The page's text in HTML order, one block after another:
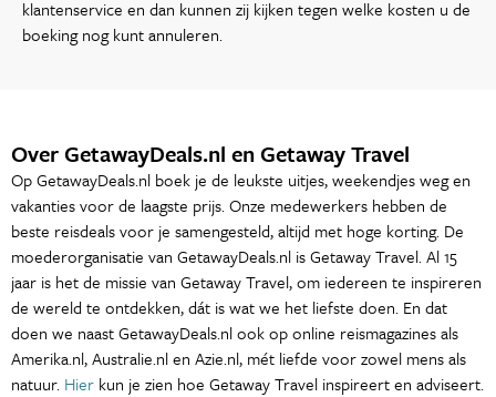
klantenservice en dan kunnen zij kijken tegen welke kosten u de
boeking nog kunt annuleren.
Over GetawayDeals.nl en Getaway Travel
Op GetawayDeals.nl boek je de leukste uitjes, weekendjes weg en
vakanties voor de laagste prijs. Onze medewerkers hebben de
beste reisdeals voor je samengesteld, altijd met hoge korting. De
moederorganisatie van GetawayDeals.nl is Getaway Travel. Al 15
jaar is het de missie van Getaway Travel, om iedereen te inspireren
de wereld te ontdekken, dát is wat we het liefste doen. En dat
doen we naast GetawayDeals.nl ook op online reismagazines als
Amerika.nl, Australie.nl en Azie.nl, mét liefde voor zowel mens als
natuur. Hier kun je zien hoe Getaway Travel inspireert en adviseert.